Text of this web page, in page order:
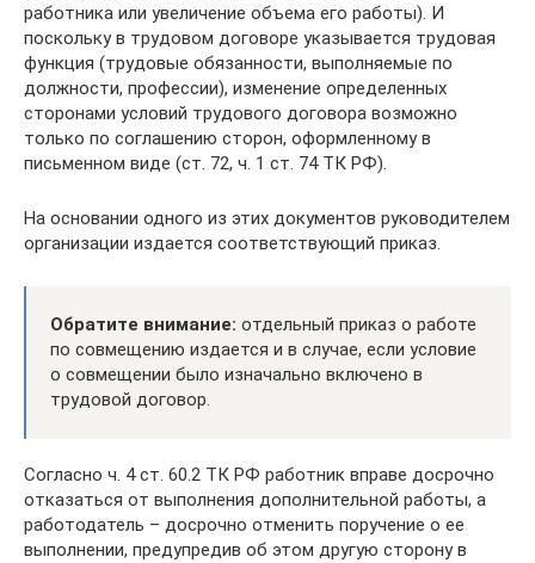
работника или увеличение объема его работы). И
поскольку в трудовом договоре указывается трудовая
функция (трудовые обязанности, выполняемые по
должности, профессии), изменение определенных
сторонами условий трудового договора возможно
только по соглашению сторон, оформленному в
письменном виде (ст. 72, ч. 1 ст. 74 ТК РФ).
На основании одного из этих документов руководителем
организации издается соответствующий приказ.
Обратите внимание: отдельный приказ о работе
по совмещению издается и в случае, если условие
о совмещении было изначально включено в
трудовой договор.
Согласно ч. 4 ст. 60.2 ТК РФ работник вправе досрочно
отказаться от выполнения дополнительной работы, а
работодатель – досрочно отменить поручение о ее
выполнении, предупредив об этом другую сторону в